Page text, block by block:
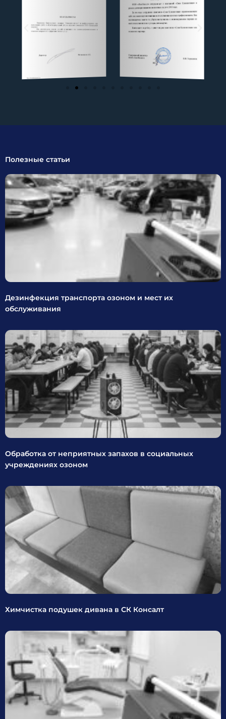
Полезные статьи
Дезинфекция транспорта озоном и мест их
обслуживания
Обработка от неприятных запахов в социальных
учреждениях озоном
Химчистка подушек дивана в СК Консалт